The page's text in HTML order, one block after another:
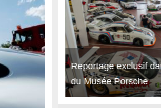
Reportage exclusif
du Musée Porsche
Découverte de la
12Cilindri Manuale